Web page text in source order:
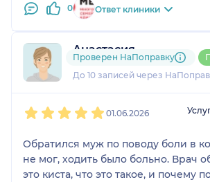
0 Ответ клиники
Анастасия
3 отзыва
До 10 записей через
Проверен НаПоправку
01.06.2026
Обратился муж по поводу боли в
не мог, ходить было больно. Врач
это киста, что это такое, и почему